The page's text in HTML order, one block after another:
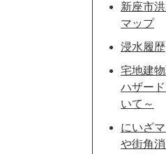
新座市
マップ
浸水履歴
宅地建
ハザー
いて～
にいざ
や街角